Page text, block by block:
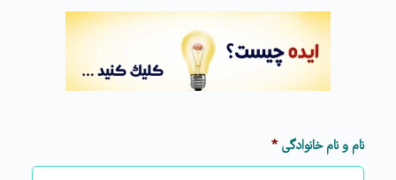
نام و نام خانوادگی *